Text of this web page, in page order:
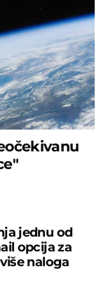
jednu od
opcija za
naloga